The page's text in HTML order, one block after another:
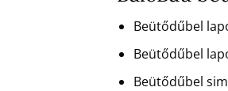
Beütődűbel
Beütődűbel
Beütődűbel